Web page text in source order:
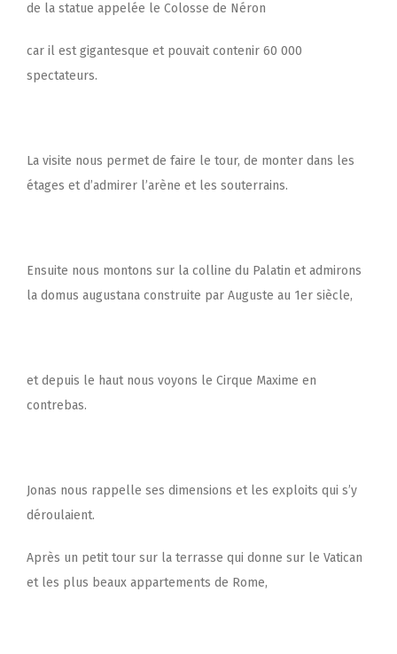
de la statue appelée le Colosse de Néron
car il est gigantesque et pouvait contenir 60 000
spectateurs.
La visite nous permet de faire le tour, de monter dans les
étages et d’admirer l’arène et les souterrains.
Ensuite nous montons sur la colline du Palatin et admirons
la domus augustana construite par Auguste au 1er siècle,
et depuis le haut nous voyons le Cirque Maxime en
contrebas.
Jonas nous rappelle ses dimensions et les exploits qui s’y
déroulaient.
Après un petit tour sur la terrasse qui donne sur le Vatican
et les plus beaux appartements de Rome,